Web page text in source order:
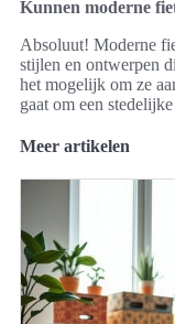
Kunnen moderne
Absoluut! Moderne
stijlen en ontwerpen
het mogelijk om ze
gaat om een
Meer artikelen